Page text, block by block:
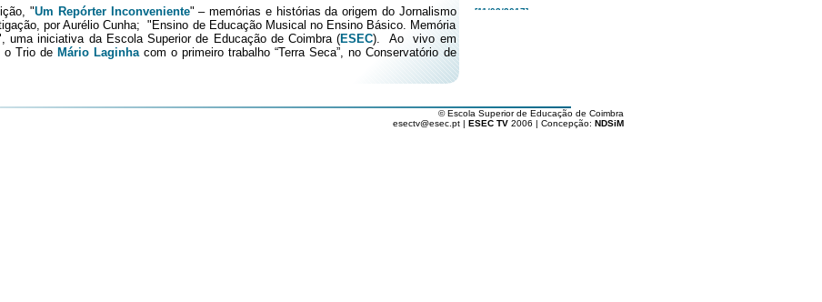
"Um Repórter Inconveniente" – memórias e histórias da origem do Jornalismo
por Aurélio Cunha; "Ensino de Educação Musical no Ensino Básico. Memória
uma iniciativa da Escola Superior de Educação de Coimbra (ESEC). Ao vivo em
o Trio de Mário Laginhacom o primeiro trabalho “Terra Seca”, no Conservatório de
[11/03/2017]
[04/02/2017]
© Escola Superior de Educação de Coimbra
esectv@esec.pt | ESEC TV 2006 | Concepção: NDSiM